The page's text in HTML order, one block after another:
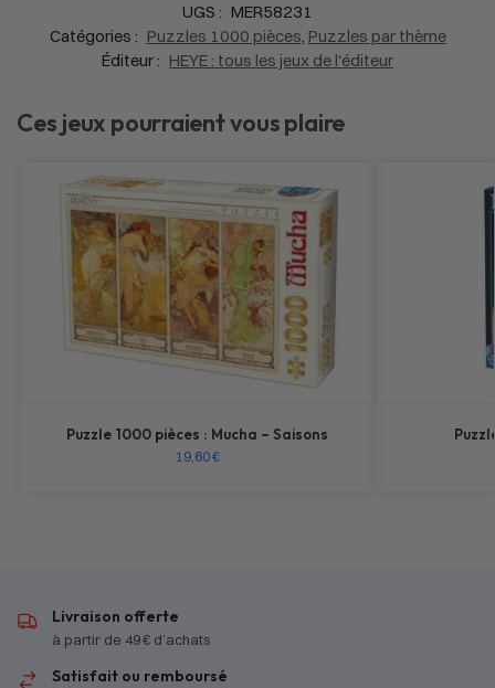
UGS : MER58231
Catégories : Puzzles 1000 pièces, Puzzles par thème
Éditeur : HEYE : tous les jeux de l'éditeur
Ces jeux pourraient vous plaire
Puzzle 1000 pièces : Mucha – Saisons
19,60€
Livraison offerte
à partir de 49 € d’achats
Satisfait ou remboursé